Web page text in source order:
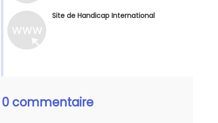
Site de Handicap International
0 commentaire